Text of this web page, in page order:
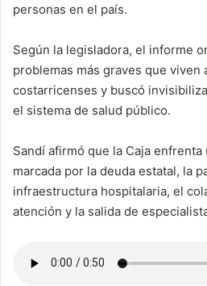
personas en el país.
Según la legisladora, el informe
problemas más graves que viven
costarricenses y buscó
el sistema de salud público.
Sandí afirmó que la Caja
marcada por la deuda estatal, la
infraestructura hospitalaria, el
atención y la salida de